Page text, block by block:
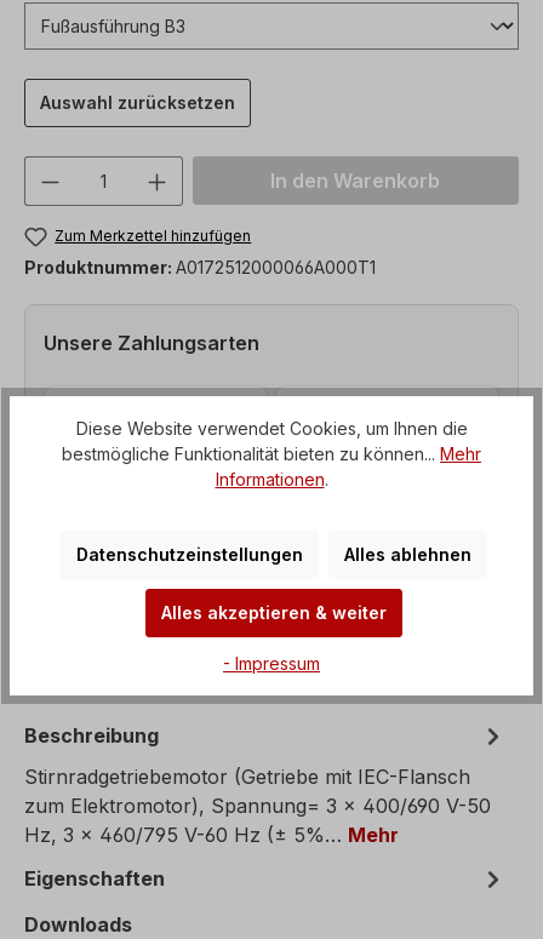
Auswahl zurücksetzen
Produkt Anzahl: Gib denIn den Warenkorb
Zum Merkzettel hinzufügen
Produktnummer: A0172512000066A000T1
Unsere Zahlungsarten
Beschreibung
Stirnradgetriebemotor (Getriebe mit IEC-Flansch
zum Elektromotor), Spannung= 3 x 400/690 V-50
Hz, 3 x 460/795 V-60 Hz (± 5%… Mehr
Eigenschaften
Downloads
Diese Website verwendet Cookies, um Ihnen die
bestmögliche Funktionalität bieten zu können... Mehr
Informationen.
Datenschutzeinstellungen Alles ablehnen
Alles akzeptieren & weiter
- Impressum